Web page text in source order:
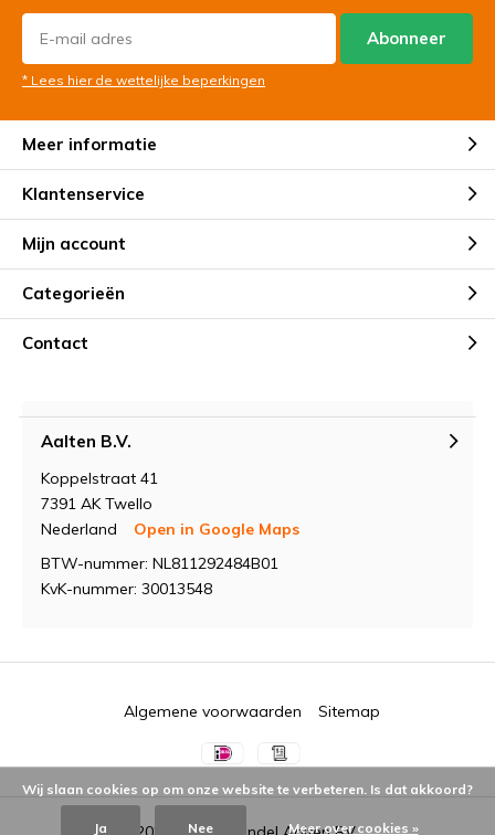
Abonneer
* Lees hier de wettelijke beperkingen
Meer informatie
Klantenservice
Mijn account
Categorieën
Contact
Aalten B.V.
Koppelstraat 41
7391 AK Twello
Nederland
Open in Google Maps
BTW-nummer: NL811292484B01
KvK-nummer: 30013548
Algemene voorwaarden Sitemap
Wij slaan cookies op om onze website te verbeteren. Is dat akkoord?
Ja Nee Meer over cookies »